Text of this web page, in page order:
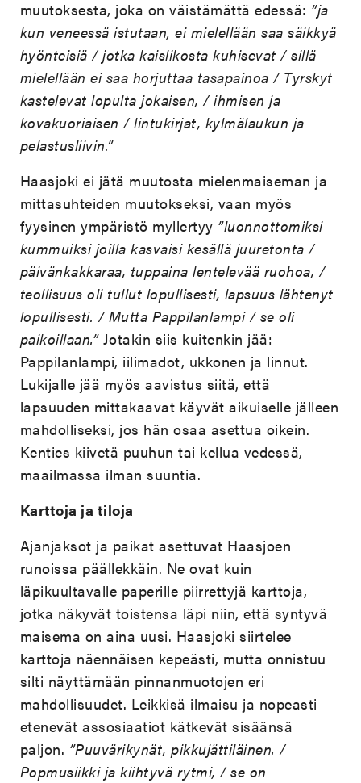
muutoksesta, joka on väistämättä edessä: ”ja
kun veneessä istutaan, ei mielellään saa säikkyä
hyönteisiä / jotka kaislikosta kuhisevat / sillä
mielellään ei saa horjuttaa tasapainoa / Tyrskyt
kastelevat lopulta jokaisen, / ihmisen ja
kovakuoriaisen / lintukirjat, kylmälaukun ja
pelastusliivin.”
Haasjoki ei jätä muutosta mielenmaiseman ja
mittasuhteiden muutokseksi, vaan myös
fyysinen ympäristö myllertyy ”luonnottomiksi
kummuiksi joilla kasvaisi kesällä juuretonta /
päivänkakkaraa, tuppaina lentelevää ruohoa, /
teollisuus oli tullut lopullisesti, lapsuus lähtenyt
lopullisesti. / Mutta Pappilanlampi / se oli
paikoillaan.”Jotakin siis kuitenkin jää:
Pappilanlampi, iilimadot, ukkonen ja linnut.
Lukijalle jää myös aavistus siitä, että
lapsuuden mittakaavat käyvät aikuiselle jälleen
mahdolliseksi, jos hän osaa asettua oikein.
Kenties kiivetä puuhun tai kellua vedessä,
maailmassa ilman suuntia.
Karttoja ja tiloja
Ajanjaksot ja paikat asettuvat Haasjoen
runoissa päällekkäin. Ne ovat kuin
läpikuultavalle paperille piirrettyjä karttoja,
jotka näkyvät toistensa läpi niin, että syntyvä
maisema on aina uusi. Haasjoki siirtelee
karttoja näennäisen kepeästi, mutta onnistuu
silti näyttämään pinnanmuotojen eri
mahdollisuudet. Leikkisä ilmaisu ja nopeasti
etenevät assosiaatiot kätkevät sisäänsä
paljon. ”Puuvärikynät, pikkujättiläinen. /
Popmusiikki ja kiihtyvä rytmi, / se on